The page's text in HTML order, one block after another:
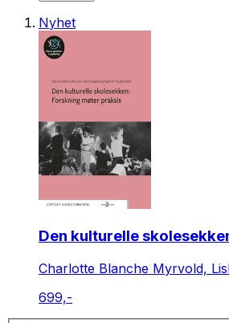
Nyhet
Den kulturelle
Charlotte Blanche Myrvold,
699,-